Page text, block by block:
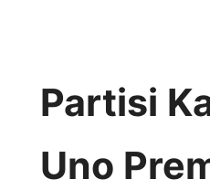
Partisi
Uno